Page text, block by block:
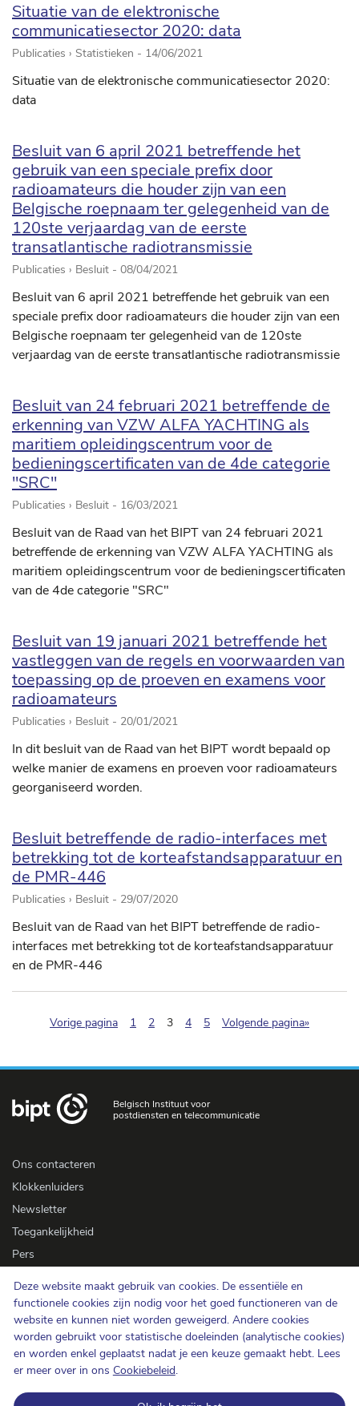
Deze website maakt gebruik van cookies. De essentiële en
functionele cookies zijn nodig voor het goed functioneren van de
website en kunnen niet worden geweigerd. Andere cookies
worden gebruikt voor statistische doeleinden (analytische cookies)
en worden enkel geplaatst nadat je een keuze gemaakt hebt. Lees
er meer over in ons Cookiebeleid.
Situatie van de elektronische
communicatiesector 2020: data
Publicaties › Statistieken - 14/06/2021
Situatie van de elektronische communicatiesector 2020:
data
Besluit van 6 april 2021 betreffende het
gebruik van een speciale prefix door
radioamateurs die houder zijn van een
Belgische roepnaam ter gelegenheid van de
120ste verjaardag van de eerste
transatlantische radiotransmissie
Publicaties › Besluit - 08/04/2021
Besluit van 6 april 2021 betreffende het gebruik van een
speciale prefix door radioamateurs die houder zijn van een
Belgische roepnaam ter gelegenheid van de 120ste
verjaardag van de eerste transatlantische radiotransmissie
Besluit van 24 februari 2021 betreffende de
erkenning van VZW ALFA YACHTING als
maritiem opleidingscentrum voor de
bedieningscertificaten van de 4de categorie
"SRC"
Publicaties › Besluit - 16/03/2021
Besluit van de Raad van het BIPT van 24 februari 2021
betreffende de erkenning van VZW ALFA YACHTING als
maritiem opleidingscentrum voor de bedieningscertificaten
van de 4de categorie "SRC"
Besluit van 19 januari 2021 betreffende het
vastleggen van de regels en voorwaarden van
toepassing op de proeven en examens voor
radioamateurs
Publicaties › Besluit - 20/01/2021
In dit besluit van de Raad van het BIPT wordt bepaald op
welke manier de examens en proeven voor radioamateurs
georganiseerd worden.
Besluit betreffende de radio-interfaces met
betrekking tot de korteafstandsapparatuur en
de PMR-446
Publicaties › Besluit - 29/07/2020
Besluit van de Raad van het BIPT betreffende de radio-
interfaces met betrekking tot de korteafstandsapparatuur
en de PMR-446
Vorige pagina 1 2 3(pagination.current)
4 5 Volgende pagina»
Belgisch Instituut voor
postdiensten en telecommunicatie
Ons contacteren
Klokkenluiders
Newsletter
Toegankelijkheid
Pers
Cookiebeleid
Bescherming van de persoonlijke levenssfeer
Gebruiksvoorwaarden en auteursrechten
Informatiecategorisering
Open data